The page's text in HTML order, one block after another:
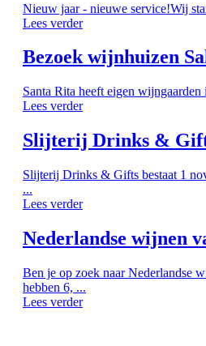
Nieuw jaar - nieuwe service!Wij
Lees verder
Bezoek wijnhuizen
Santa Rita heeft eigen
Lees verder
Slijterij Drinks &
Slijterij Drinks & Gifts bestaat 1
...
Lees verder
Nederlandse wijnen
Ben je op zoek naar Nederlandse
hebben 6, ...
Lees verder